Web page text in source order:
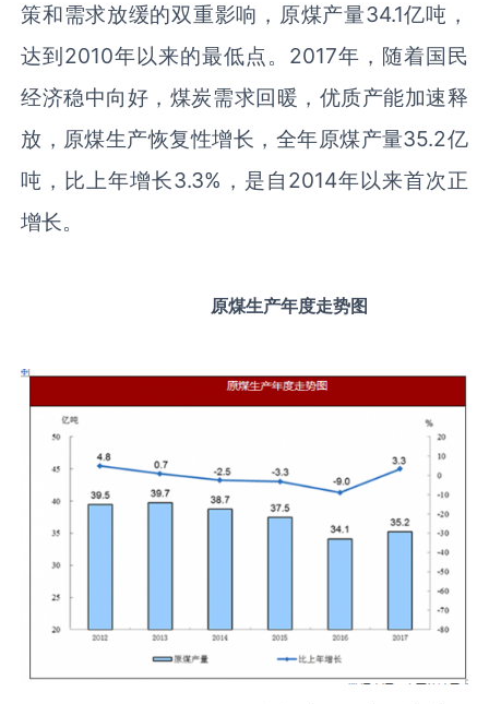
策和需求放缓的双重影响，原煤产量34.1亿吨，
达到2010年以来的最低点。2017年，随着国民
经济稳中向好，煤炭需求回暖，优质产能加速释
放，原煤生产恢复性增长，全年原煤产量35.2亿
吨，比上年增长3.3%，是自2014年以来首次正
增长。
原煤生产年度走势图